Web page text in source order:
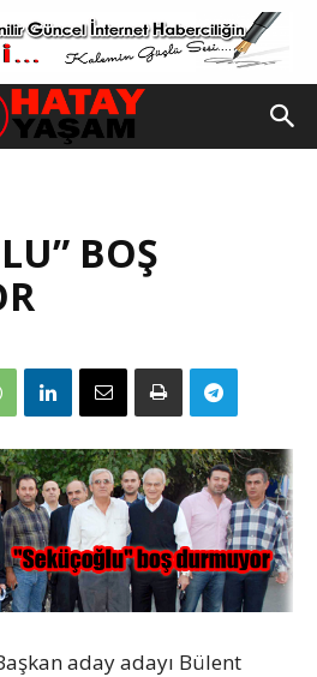
BOŞ
aday adayı Bülent